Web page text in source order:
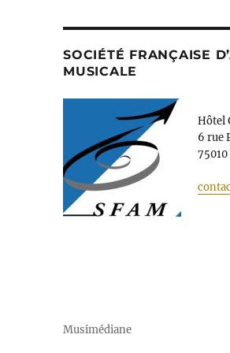
SOCIÉTÉ FRANÇAISE
MUSICALE
Hôtel
6 rue
75010
Musimédiane